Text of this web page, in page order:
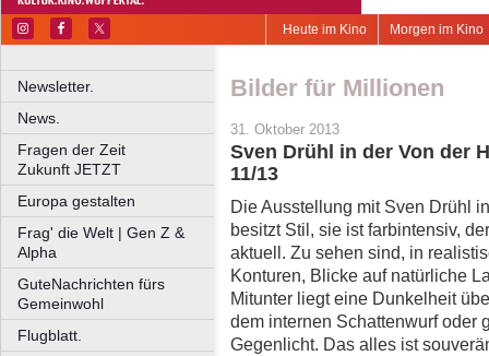
Morgen im Kino
Heute im Kino
Newsletter.
News.
Fragen der Zeit
Zukunft JETZT
Europa gestalten
Frag' die Welt | Gen Z &
Alpha
GuteNachrichten fürs
Gemeinwohl
Flugblatt.
Bilder für Millionen
31. Oktober 2013
Sven Drühl in der Von der
11/13
Die Ausstellung mit Sven Drühl
besitzt Stil, sie ist farbintensiv,
aktuell. Zu sehen sind, in
Konturen, Blicke auf natürliche
Mitunter liegt eine Dunkelheit
dem internen Schattenwurf oder
Gegenlicht. Das alles ist